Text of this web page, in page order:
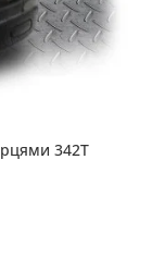
342Т